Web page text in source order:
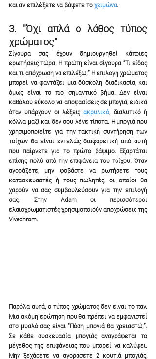
και αν επιλέξετε να βάψετε το χειμώνα.
3. "Όχι απλά ο λάθος τύπος
χρώματος"
Σίγουρα σας έχουν δημιουργηθεί κάποιες
ερωτήσεις τώρα. Η πρώτη είναι σίγουρα “Τι είδος
και τι απόχρωση να επιλέξω;” Η επιλογή χρώματος
μπορεί να φαντάζει μια δύσκολη διαδικασία, και
όμως είναι το πιο σημαντικό βήμα. Δεν είναι
καθόλου εύκολο να αποφασίσεις σε μπογιά, ειδικά
όταν υπάρχουν οι λέξεις ακρυλικό, διαλυτικό ή
κόλλα μαζί και δεν σου λένε τίποτα. Η μπογιά που
χρησιμοποιείτε για την τακτική συντήρηση των
τοίχων θα είναι εντελώς διαφορετική από αυτή
που παίρνετε για το πρώτο βάψιμο. Εξαρτάται
επίσης πολύ από την επιφάνεια του τοίχου. Όταν
αγοράζετε, μην φοβάστε να ρωτήσετε τους
κατασκευαστές ή τους πωλητές, οι οποίοι θα
χαρούν να σας συμβουλεύσουν για την επιλογή
σας. Στην Adam οι περισσότεροι
ελαιοχρωματιστές χρησιμοποιούν αποχρώσεις της
Vivechrom.
Παρόλα αυτά, ο τύπος χρώματος δεν είναι το παν.
Μια ακόμη ερώτηση που θα πρέπει να εμφανιστεί
στο μυαλό σας είναι “Πόση μπογιά θα χρειαστώ;”.
Σε κάθε συσκευασία μπογιάς αναγράφεται το
μέγεθος της επιφάνειας που μπορεί να καλύψει.
Μην ξεχάσετε να αγοράσετε 2 κουτιά μπογιάς,